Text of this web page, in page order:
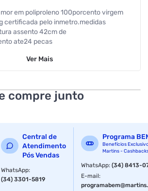
em poliproleno 100porcento virgem
certificada pelo inmetro.medidas
assento 42cm de
ate24 pecas
Ver Mais
compre junto
Central de
Atendimento
Pós Vendas
WhatsApp:
(34) 3301-5819
Programa
Benefícios
Martins -
WhatsApp:(34) 8413-
E-mail: